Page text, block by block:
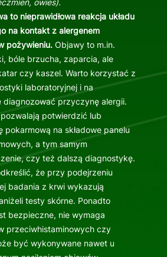
owies).
to nieprawidłowa reakcja układu
na kontakt z alergenem
pożywieniu.Objawy to m.in.
bóle brzucha, zaparcia, ale
czy kaszel. Warto korzystać z
laboratoryjnej i na
diagnozować przyczynę alergii.
potwierdzić lub
na składowe panelu
a tym samym
czy też dalszą diagnostykę.
że przy podejrzeniu
badania z krwi wykazują
testy skórne. Ponadto
bezpieczne, nie wymaga
przeciwhistaminowych czy
być wykonywane nawet u